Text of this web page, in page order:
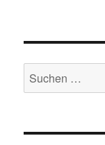
Suche
nach: